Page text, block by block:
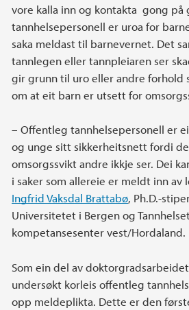
vore kalla inn og kontakta gong på
tannhelsepersonell er uroa for
saka meldast til barnevernet. Det
tannlegen eller tannpleiaren ser
gir grunn til uro eller andre forhold
om at eit barn er utsett for
– Offentleg tannhelsepersonell er
og unge sitt sikkerheitsnett fordi
omsorgssvikt andre ikkje ser. Dei
i saker som allereie er meldt inn av
Ingfrid Vaksdal Brattabø, Ph.D.-
Universitetet i Bergen og
kompetansesenter vest/Hordaland.
Som ein del av
undersøkt korleis offentleg
opp meldeplikta. Dette er den